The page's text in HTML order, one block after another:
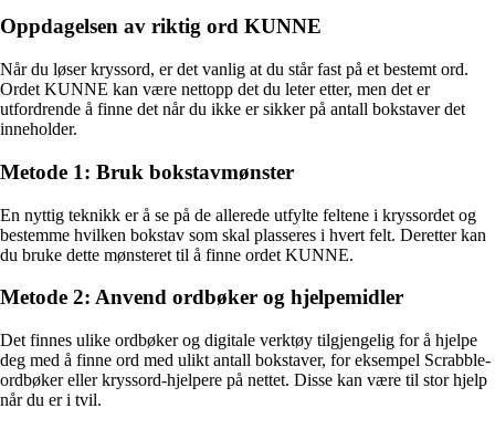
Oppdagelsen av riktig ord KUNNE
Når du løser kryssord, er det vanlig at du står fast på et bestemt ord.
Ordet KUNNE kan være nettopp det du leter etter, men det er
utfordrende å finne det når du ikke er sikker på antall bokstaver det
inneholder.
Metode 1: Bruk bokstavmønster
En nyttig teknikk er å se på de allerede utfylte feltene i kryssordet og
bestemme hvilken bokstav som skal plasseres i hvert felt. Deretter kan
du bruke dette mønsteret til å finne ordet KUNNE.
Metode 2: Anvend ordbøker og hjelpemidler
Det finnes ulike ordbøker og digitale verktøy tilgjengelig for å hjelpe
deg med å finne ord med ulikt antall bokstaver, for eksempel Scrabble-
ordbøker eller kryssord-hjelpere på nettet. Disse kan være til stor hjelp
når du er i tvil.